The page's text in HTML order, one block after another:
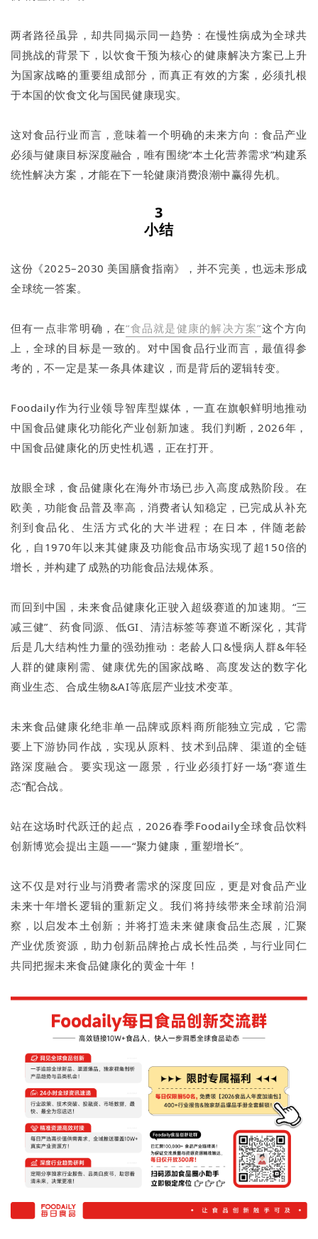
两者路径虽异，却共同揭示同一趋势：在慢性病成为全球共
同挑战的背景下，以饮食干预为核心的健康解决方案已上升
为国家战略的重要组成部分，而真正有效的方案，必须扎根
于本国的饮食文化与国民健康现实。
这对食品行业而言，意味着一个明确的未来方向：食品产业
必须与健康目标深度融合，唯有围绕“本土化营养需求”构建系
统性解决方案，才能在下一轮健康消费浪潮中赢得先机。
3
小结
这份《2025–2030 美国膳食指南》，并不完美，也远未形成
全球统一答案。
但有一点非常明确，在“食品就是健康的解决方案”这个方向
上，全球的目标是一致的。对中国食品行业而言，最值得参
考的，不一定是某一条具体建议，而是背后的逻辑转变。
Foodaily作为行业领导智库型媒体，一直在旗帜鲜明地推动
中国食品健康化功能化产业创新加速。我们判断，2026年，
中国食品健康化的历史性机遇，正在打开。
放眼全球，食品健康化在海外市场已步入高度成熟阶段。在
欧美，功能食品普及率高，消费者认知稳定，已完成从补充
剂到食品化、生活方式化的大半进程；在日本，伴随老龄
化，自1970年以来其健康及功能食品市场实现了超150倍的
增长，并构建了成熟的功能食品法规体系。
而回到中国，未来食品健康化正驶入超级赛道的加速期。“三
减三健”、药食同源、低GI、清洁标签等赛道不断深化，其背
后是几大结构性力量的强劲推动：老龄人口&慢病人群&年轻
人群的健康刚需、健康优先的国家战略、高度发达的数字化
商业生态、合成生物&AI等底层产业技术变革。
未来食品健康化绝非单一品牌或原料商所能独立完成，它需
要上下游协同作战，实现从原料、技术到品牌、渠道的全链
路深度融合。要实现这一愿景，行业必须打好一场“赛道生
态”配合战。
站在这场时代跃迁的起点，2026春季Foodaily全球食品饮料
创新博览会提出主题——“聚力健康，重塑增长”。
这不仅是对行业与消费者需求的深度回应，更是对食品产业
未来十年增长逻辑的重新定义。我们将持续带来全球前沿洞
察，以启发本土创新；并将打造未来健康食品生态展，汇聚
产业优质资源，助力创新品牌抢占成长性品类，与行业同仁
共同把握未来食品健康化的黄金十年！